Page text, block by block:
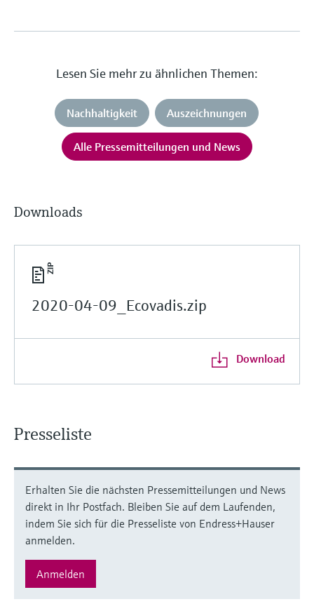
Lesen Sie mehr zu ähnlichen Themen:
Nachhaltigkeit Auszeichnungen
Alle Pressemitteilungen und News
Downloads
2020-04-09_Ecovadis.zip
Download
Presseliste
Erhalten Sie die nächsten Pressemitteilungen und News
direkt in Ihr Postfach. Bleiben Sie auf dem Laufenden,
indem Sie sich für die Presseliste von Endress+Hauser
anmelden.
Anmelden